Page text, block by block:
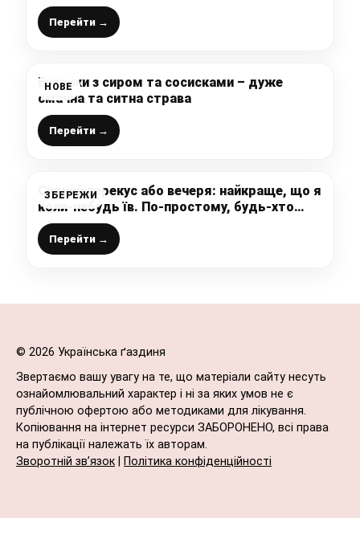
тісто, щедро присипаючи
Перейти →
НОВЕ
Булочки з сиром та сосисками – дуже
смачна та ситна страва
Перейти →
ЗБЕРЕЖИ
Ситний перекус або вечеря: найкраще, що я
коли-небудь їв. По-простому, будь-хто
може зробити вдома
Перейти →
© 2026 Українська ґаздиня
Звертаємо вашу увагу на те, що матеріали сайту несуть
ознайомлювальний характер і ні за яких умов не є
публічною офертою або методиками для лікування.
Копіювання на інтернет ресурси ЗАБОРОНЕНО, всі права
на публікації належать їх авторам.
Зворотній зв’язок
Політика конфіденційності